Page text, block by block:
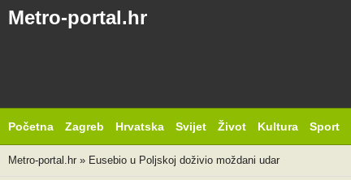
Metro-portal.hr
Početna Zagreb Hrvatska Svijet Život Kultura Sport
Metro-portal.hr » Eusebio u Poljskoj doživio moždani udar